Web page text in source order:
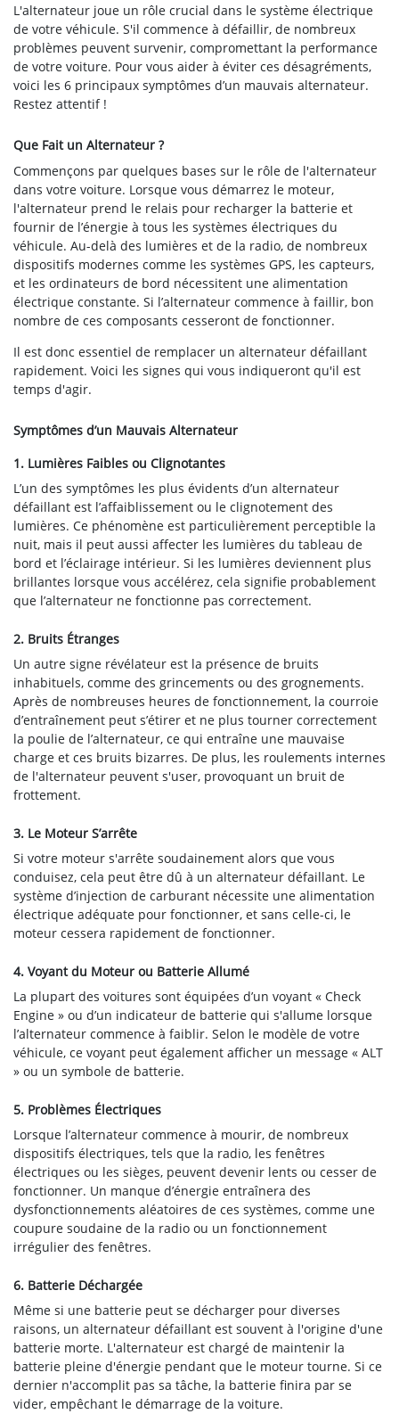
L'alternateur joue un rôle crucial dans le système électrique
de votre véhicule. S'il commence à défaillir, de nombreux
problèmes peuvent survenir, compromettant la performance
de votre voiture. Pour vous aider à éviter ces désagréments,
voici les 6 principaux symptômes d’un mauvais alternateur.
Restez attentif !
Que Fait un Alternateur ?
Commençons par quelques bases sur le rôle de l'alternateur
dans votre voiture. Lorsque vous démarrez le moteur,
l'alternateur prend le relais pour recharger la batterie et
fournir de l’énergie à tous les systèmes électriques du
véhicule. Au-delà des lumières et de la radio, de nombreux
dispositifs modernes comme les systèmes GPS, les capteurs,
et les ordinateurs de bord nécessitent une alimentation
électrique constante. Si l’alternateur commence à faillir, bon
nombre de ces composants cesseront de fonctionner.
Il est donc essentiel de remplacer un alternateur défaillant
rapidement. Voici les signes qui vous indiqueront qu'il est
temps d'agir.
Symptômes d’un Mauvais Alternateur
1. Lumières Faibles ou Clignotantes
L’un des symptômes les plus évidents d’un alternateur
défaillant est l’affaiblissement ou le clignotement des
lumières. Ce phénomène est particulièrement perceptible la
nuit, mais il peut aussi affecter les lumières du tableau de
bord et l’éclairage intérieur. Si les lumières deviennent plus
brillantes lorsque vous accélérez, cela signifie probablement
que l’alternateur ne fonctionne pas correctement.
2. Bruits Étranges
Un autre signe révélateur est la présence de bruits
inhabituels, comme des grincements ou des grognements.
Après de nombreuses heures de fonctionnement, la courroie
d’entraînement peut s’étirer et ne plus tourner correctement
la poulie de l’alternateur, ce qui entraîne une mauvaise
charge et ces bruits bizarres. De plus, les roulements internes
de l'alternateur peuvent s'user, provoquant un bruit de
frottement.
3. Le Moteur S’arrête
Si votre moteur s'arrête soudainement alors que vous
conduisez, cela peut être dû à un alternateur défaillant. Le
système d’injection de carburant nécessite une alimentation
électrique adéquate pour fonctionner, et sans celle-ci, le
moteur cessera rapidement de fonctionner.
4. Voyant du Moteur ou Batterie Allumé
La plupart des voitures sont équipées d’un voyant « Check
Engine » ou d’un indicateur de batterie qui s'allume lorsque
l’alternateur commence à faiblir. Selon le modèle de votre
véhicule, ce voyant peut également afficher un message « ALT
» ou un symbole de batterie.
5. Problèmes Électriques
Lorsque l’alternateur commence à mourir, de nombreux
dispositifs électriques, tels que la radio, les fenêtres
électriques ou les sièges, peuvent devenir lents ou cesser de
fonctionner. Un manque d’énergie entraînera des
dysfonctionnements aléatoires de ces systèmes, comme une
coupure soudaine de la radio ou un fonctionnement
irrégulier des fenêtres.
6. Batterie Déchargée
Même si une batterie peut se décharger pour diverses
raisons, un alternateur défaillant est souvent à l'origine d'une
batterie morte. L'alternateur est chargé de maintenir la
batterie pleine d'énergie pendant que le moteur tourne. Si ce
dernier n'accomplit pas sa tâche, la batterie finira par se
vider, empêchant le démarrage de la voiture.